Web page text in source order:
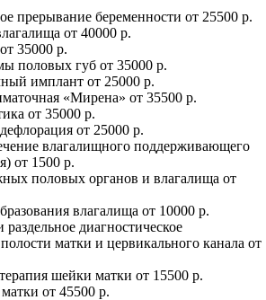
прерывание беременности от 25500 р.
от 40000 р.
от 35000 р.
половых губ от 35000 р.
имплант от 25000 р.
«​Мирена» от 35500 р.
от 35000 р.
от 25000 р.
влагалищного поддерживающего
от 1500 р.
половых органов и влагалища от
влагалища от 10000 р.
раздельное диагностическое
матки и цервикального канала от
шейки матки от 15500 р.
от 45500 р.